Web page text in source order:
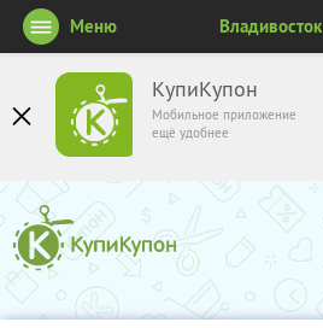
КупиКупон
Мобильное приложение
ещё удобнее
Меню Владивосток